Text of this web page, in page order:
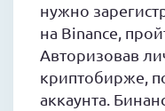
нужно
на Binance,
Авторизовав
криптобирже,
аккаунта.